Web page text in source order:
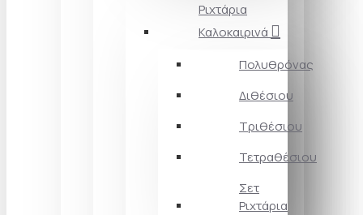
Ριχτάρια
Καλοκαιρινά
Πολυθρόνας
Διθέσιου
Τριθέσιου
Τετραθέσιου
Σετ
Ριχτάρια